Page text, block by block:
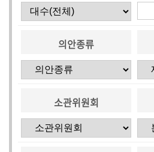
의안종류
소관위원회